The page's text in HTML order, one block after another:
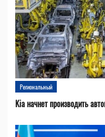
Региональный
Kia начнет производить